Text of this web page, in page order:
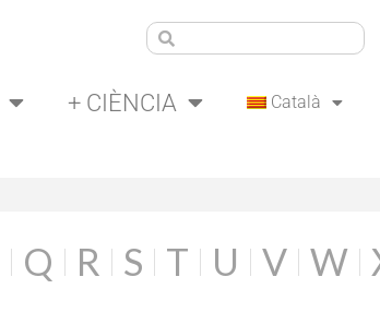
+ CIÈNCIA Català
Q R S T U V W